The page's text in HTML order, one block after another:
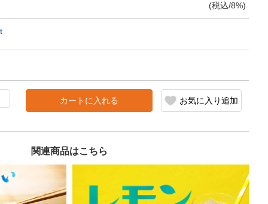
(税込/8%)
カートに入れる お気に入り追加
関連商品はこちら